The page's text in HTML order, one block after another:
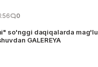
0
so'nggi daqiqalarda
GALEREYA